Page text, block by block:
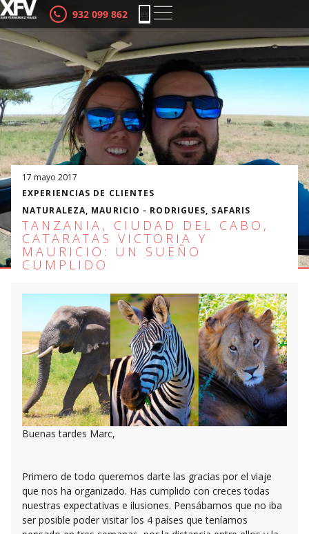
932 099 862
es
ca
17 mayo 2017
EXPERIENCIAS DE CLIENTES
NATURALEZA, MAURICIO - RODRIGUES, SAFARIS
TANZANIA, CIUDAD DEL CABO,
CATARATAS VICTORIA Y
MAURICIO: UN SUEÑO
CUMPLIDO
Buenas tardes Marc,
Primero de todo queremos darte las gracias por el viaje
que nos ha organizado. Has cumplido con creces todas
nuestras expectativas e ilusiones. Pensábamos que no iba
ser posible poder visitar los 4 países que teníamos